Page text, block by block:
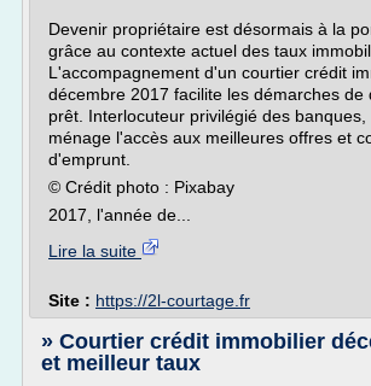
Devenir propriétaire est désormais à la
grâce au contexte actuel des taux
L'accompagnement d'un courtier crédit
décembre 2017 facilite les démarches de
prêt. Interlocuteur privilégié des
ménage l'accès aux meilleures offres et
d'emprunt.
© Crédit photo : Pixabay
2017, l'année de...
Lire la suite
Site : https://2l-courtage.fr
» Courtier crédit immobilier
et meilleur taux